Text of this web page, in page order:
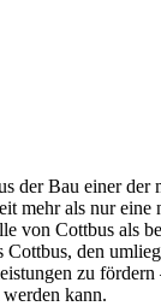
der Bau einer der
mehr als nur eine
von Cottbus als
den
zu
kann.